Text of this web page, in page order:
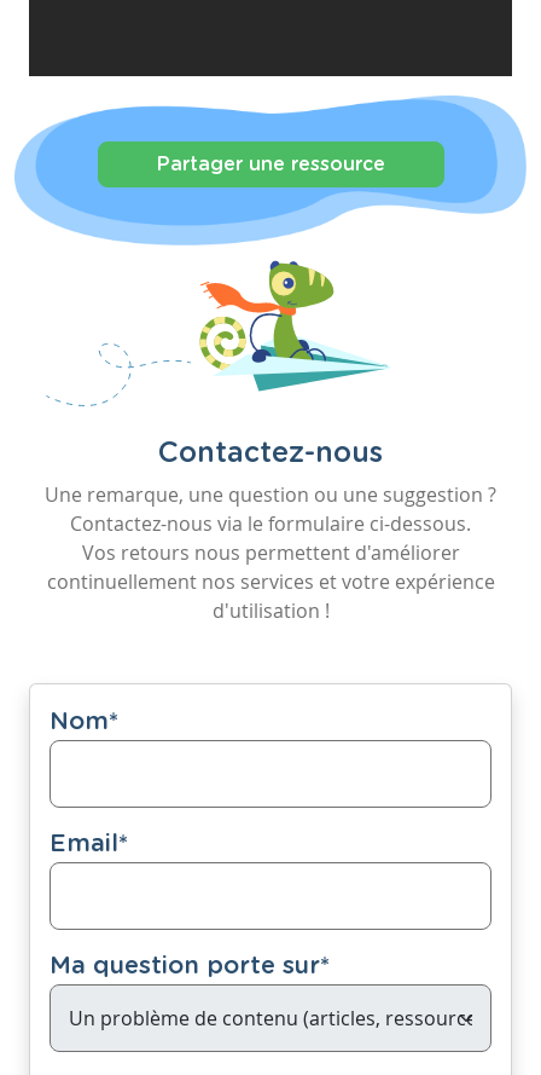
Partager une ressource
Contactez-nous
Une remarque, une question ou une suggestion ?
Contactez-nous via le formulaire ci-dessous.
Vos retours nous permettent d'améliorer
continuellement nos services et votre expérience
d'utilisation !
Nom*
Email*
Ma question porte sur*